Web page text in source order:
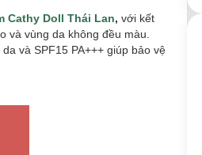
Cathy Doll Thái Lan, với kết
và vùng da không đều màu.
và SPF15 PA+++ giúp bảo vệ